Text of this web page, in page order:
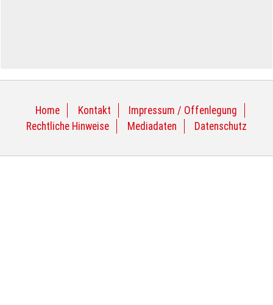
Home Kontakt
Impressum / Offenlegung
Rechtliche Hinweise
Mediadaten Datenschutz